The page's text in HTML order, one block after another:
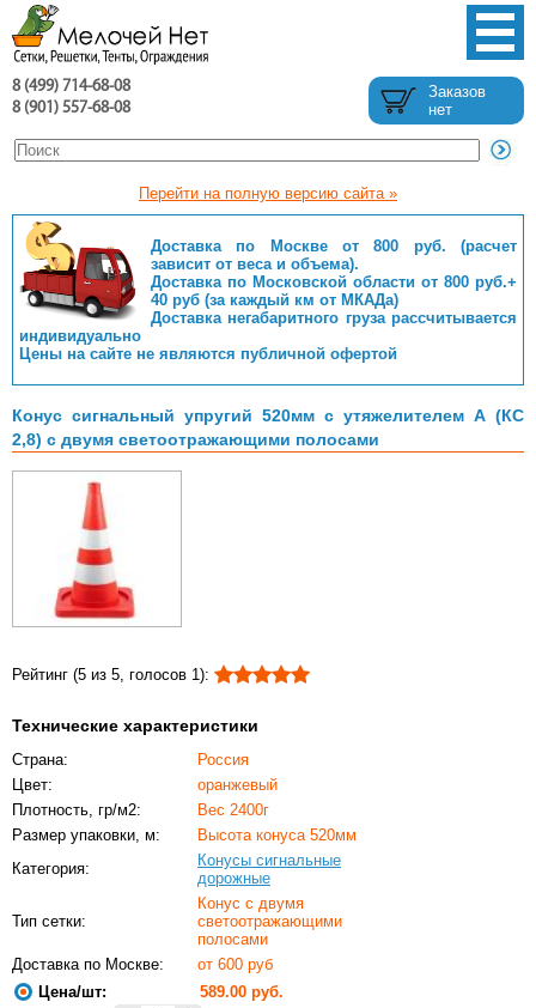
8 (499) 714-68-08
8 (901) 557-68-08
Заказов
нет
Перейти на полную версию сайта »
Доставка по Москве от 800 руб. (расчет
зависит от веса и объема).
Доставка по Московской области от 800 руб.+
40 руб (за каждый км от МКАДа)
Доставка негабаритного груза рассчитывается
индивидуально
Цены на сайте не являются публичной офертой
Конус сигнальный упругий 520мм с утяжелителем А (КС
2,8) с двумя светоотражающими полосами
Рейтинг (5 из 5, голосов 1):
Технические характеристики
Страна:
Россия
Цвет:
оранжевый
Плотность, гр/м2:
Вес 2400г
Размер упаковки, м:
Высота конуса 520мм
Категория:
Конусы сигнальные
дорожные
Тип сетки:
Конус с двумя
светоотражающими
полосами
Доставка по Москве:
от 600 руб
Цена/шт:
589.00 руб.